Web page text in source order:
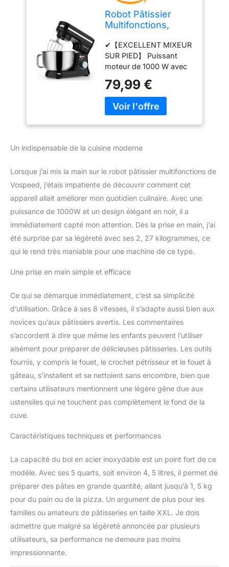
Robot Pâtissier
Multifonctions,
Cuisine 1000W 5QT
avec Fouet,
Crochet Pétrisseur,
Fouet à Gâteau, bol
en acier Inoxydable,
Pare-
Éclaboussures
(Noir)
✔【EXCELLENT MIXEUR
SUR PIED】 Puissant
moteur de 1000 W avec
système d'agitation
planétaire, bol en acier
inoxydable 5QT pour
entièrement personnalisé
d'aliments, de la pâte à
crème glacée, des blancs
d'œuf et de la pâte à
Vospeed est une idée
cadeau parfaite pour
votre famille et vos amis.
✔【BOL À MÉLANGER
MOINS DE 76dB】 Le bol
et la double poignée sont
inoxydable pour assurer
une longue durée de vie
et un fonctionnement
sûr. La grande capacité
mélanger la pâte en un
lot pour 3 feuilles de
pain, 5 livres de purée de
papas ou 7 dizaines de
<62dB, 1-8 sur
engrenages réglables
ambiant de 56dB).
✔【CONCEPTION DE
TÊTE INCLINABLE ET
ANTIDÉRAPANTE】 Le
avec tête inclinable
permet non seulement
un accès facile au bol du
79,99 €
Un indispensable de la cuisine moderne
Lorsque j’ai mis la main sur le robot pâtissier multifonctions de
Vospeed, j’étais impatiente de découvrir comment cet
appareil allait améliorer mon quotidien culinaire. Avec une
puissance de 1000W et un design élégant en noir, il a
immédiatement capté mon attention. Dès la prise en main, j’ai
été surprise par sa légèreté avec ses 2, 27 kilogrammes, ce
qui le rend très maniable pour une machine de ce type.
Une prise en main simple et efficace
Ce qui se démarque immédiatement, c’est sa simplicité
d’utilisation. Grâce à ses 8 vitesses, il s’adapte aussi bien aux
novices qu’aux pâtissiers avertis. Les commentaires
s’accordent à dire que même les enfants peuvent l’utiliser
aisément pour préparer de délicieuses pâtisseries. Les outils
fournis, y compris le fouet, le crochet pétrisseur et le fouet à
gâteau, s’installent et se nettoient sans encombre, bien que
certains utilisateurs mentionnent une légère gêne due aux
ustensiles qui ne touchent pas complètement le fond de la
cuve.
Caractéristiques techniques et performances
La capacité du bol en acier inoxydable est un point fort de ce
modèle. Avec ses 5 quarts, soit environ 4, 5 litres, il permet de
préparer des pâtes en grande quantité, allant jusqu’à 1, 5 kg
pour du pain ou de la pizza. Un argument de plus pour les
familles ou amateurs de pâtisseries en taille XXL. Je dois
admettre que malgré sa légèreté annoncée par plusieurs
utilisateurs, sa performance ne demeure pas moins
impressionnante.